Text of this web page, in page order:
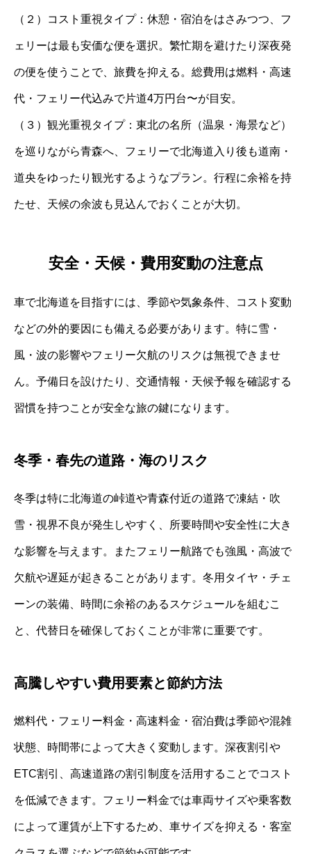
（２）コスト重視タイプ：休憩・宿泊をはさみつつ、フ
ェリーは最も安価な便を選択。繁忙期を避けたり深夜発
の便を使うことで、旅費を抑える。総費用は燃料・高速
代・フェリー代込みで片道4万円台〜が目安。
（３）観光重視タイプ：東北の名所（温泉・海景など）
を巡りながら青森へ、フェリーで北海道入り後も道南・
道央をゆったり観光するようなプラン。行程に余裕を持
たせ、天候の余波も見込んでおくことが大切。
安全・天候・費用変動の注意点
車で北海道を目指すには、季節や気象条件、コスト変動
などの外的要因にも備える必要があります。特に雪・
風・波の影響やフェリー欠航のリスクは無視できませ
ん。予備日を設けたり、交通情報・天候予報を確認する
習慣を持つことが安全な旅の鍵になります。
冬季・春先の道路・海のリスク
冬季は特に北海道の峠道や青森付近の道路で凍結・吹
雪・視界不良が発生しやすく、所要時間や安全性に大き
な影響を与えます。またフェリー航路でも強風・高波で
欠航や遅延が起きることがあります。冬用タイヤ・チェ
ーンの装備、時間に余裕のあるスケジュールを組むこ
と、代替日を確保しておくことが非常に重要です。
高騰しやすい費用要素と節約方法
燃料代・フェリー料金・高速料金・宿泊費は季節や混雑
状態、時間帯によって大きく変動します。深夜割引や
ETC割引、高速道路の割引制度を活用することでコスト
を低減できます。フェリー料金では車両サイズや乗客数
によって運賃が上下するため、車サイズを抑える・客室